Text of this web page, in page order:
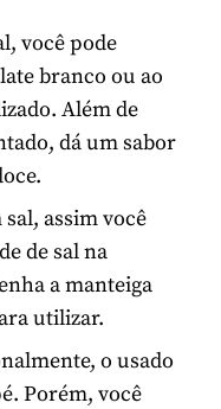
você pode
branco ou ao
Além de
dá um sabor
assim você
de sal na
a manteiga
utilizar.
o usado
Porém, você